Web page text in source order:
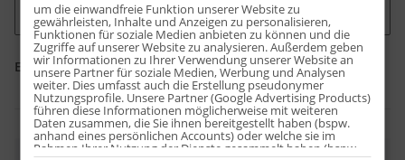
Einträge insgesamt: 0
um die einwandfreie Funktion unserer Website zu
gewährleisten, Inhalte und Anzeigen zu personalisieren,
Funktionen für soziale Medien anbieten zu können und die
Zugriffe auf unserer Website zu analysieren. Außerdem geben
wir Informationen zu Ihrer Verwendung unserer Website an
unsere Partner für soziale Medien, Werbung und Analysen
weiter. Dies umfasst auch die Erstellung pseudonymer
Nutzungsprofile. Unsere Partner (Google Advertising Products)
führen diese Informationen möglicherweise mit weiteren
Daten zusammen, die Sie ihnen bereitgestellt haben (bspw.
anhand eines persönlichen Accounts) oder welche sie im
Rahmen Ihrer Nutzung der Dienste gesammelt haben (bspw.